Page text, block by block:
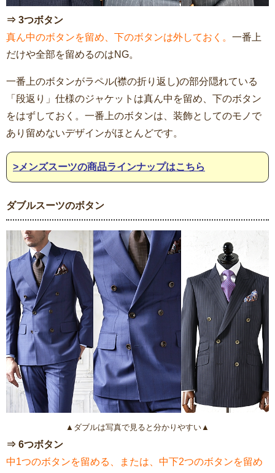
⇒ 3つボタン
真ん中のボタンを留め、下のボタンは外しておく。 一番上
だけや全部を留めるのはNG。
一番上のボタンがラペル(襟の折り返し)の部分隠れている
「段返り」仕様のジャケットは真ん中を留め、下のボタン
をはずしておく。一番上のボタンは、装飾としてのモノで
あり留めないデザインがほとんどです。
>メンズスーツの商品ラインナップはこちら
ダブルスーツのボタン
▲ダブルは写真で見ると分かりやすい▲
⇒ 6つボタン
中1つのボタンを留める、または、中下2つのボタンを留め